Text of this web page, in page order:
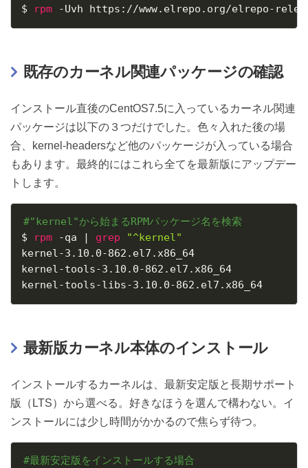
$ rpm -Uvh https://www.elrepo.org/elrepo-
既存のカーネル関連パッケージの確認
インストール直後のCentOS7.5に入っているカーネル関連
パッケージは以下の３つだけでした。色々入れた後の場
合、kernel-headersなど他のパッケージが入っている場合
もあります。最終的にはこれら全てを最新版にアップデー
トします。
#"kernel"から始まるRPMパッケージ名を検索
$ rpm -qa grep
"^kernel"
kernel-3.10.0-862.el7.x86_64
kernel-tools-3.10.0-862.el7.x86_64
kernel-tools-libs-3.10.0-862.el7.x86_64
最新版カーネル本体のインストール
インストールするカーネルは、最新安定版と長期サポート
版（LTS）から選べる。好きなほうを選んで構わない。イ
ンストールには少し時間がかかるので焦らず待つ。
#最新安定版をインストールする場合